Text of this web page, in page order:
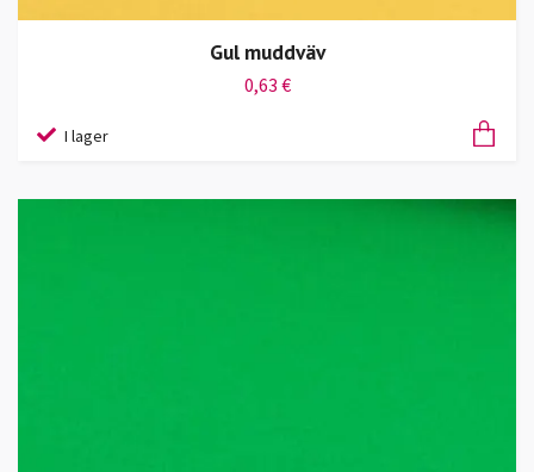
Gul muddväv
0,63 €
I lager